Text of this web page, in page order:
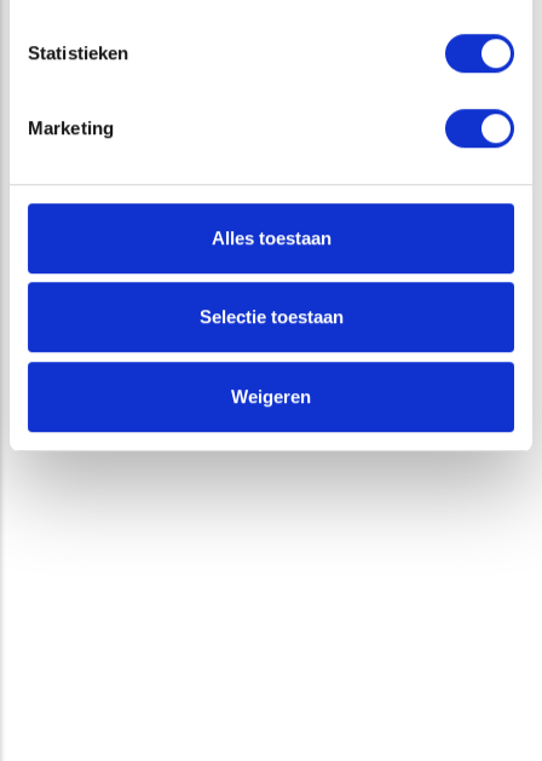
Statistieken
Marketing
Alles toestaan
Selectie toestaan
Weigeren
TERRESTRISCHE ECOLOGIE